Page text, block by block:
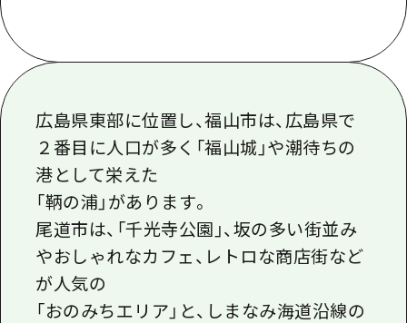
癒し
自然
山口県東部
日帰り
半日
1泊2日
2泊3日
広島おもてなしパス
HIROSHIMA FREE Wi-Fi
観光案内所
広島県を訪れる外国人旅行者向け情報一
ボランティアガイド
ユニバーサルツーリズム
事業者・学校関係者の皆さま
広島県東部に位置し、福山市は、広島県で
２番目に人口が多く「福山城」や潮待ちの
港として栄えた
「鞆の浦」があります。
尾道市は、「千光寺公園」、坂の多い街並み
やおしゃれなカフェ、レトロな商店街など
が人気の
「おのみちエリア」と、しまなみ海道沿線の